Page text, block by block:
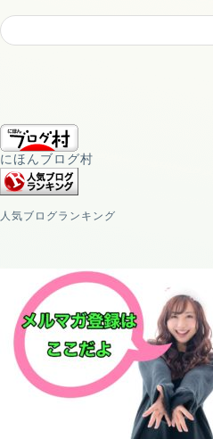
にほんブログ村
人気ブログランキング